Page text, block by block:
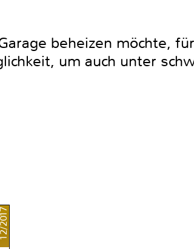
beheizen möchte,
um auch unter
12/2017